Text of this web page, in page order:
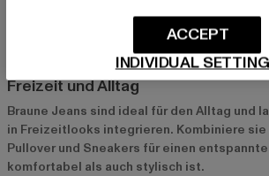
Braune Jeans für verschiedene
Freizeit und Alltag
Braune Jeans sind ideal für den Alltag und
in Freizeitlooks integrieren. Kombiniere
Pullover und Sneakers für einen
komfortabel als auch stylisch ist.
INDIVIDUAL
ACCEPT